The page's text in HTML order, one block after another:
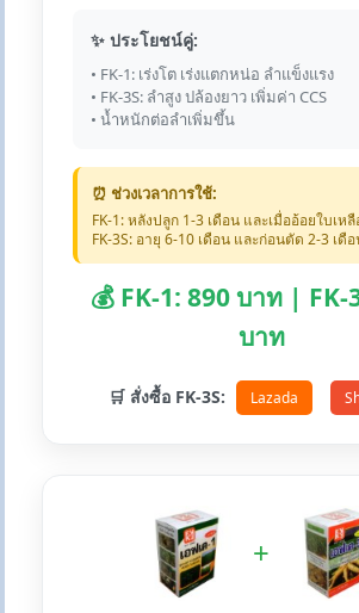
✨ ประโยชน์คู่:
• FK-1: เร่งโต เร่งแตกหน่อ ลำแข็งแรง
• FK-3S: ลำสูง ปล้องยาว เพิ่มค่า CCS
• น้ำหนักต่อลำเพิ่มขึ้น
⏰ ช่วงเวลาการใช้:
FK-1: หลังปลูก 1-3 เดือน และเมื่ออ้อยใบเหลื
FK-3S: อายุ 6-10 เดือน และก่อนตัด 2-3 เดื
💰 FK-1: 890 บาท | FK-
บาท
🛒 สั่งซื้อ FK-3S: Lazada
+